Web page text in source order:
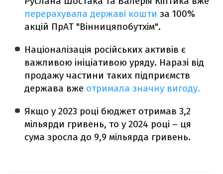
перерахувала державі кошти за 100%
акцій ПрАТ "Вінницяпобутхім".
Націоналізація російських активів є
важливою ініціативою уряду. Наразі від
продажу частини таких підприємств
держава вже отримала значну вигоду.
Якщо у 2023 році бюджет отримав 3,2
мільярди гривень, то у 2024 році – ця
сума зросла до 9,9 мільярда гривень.